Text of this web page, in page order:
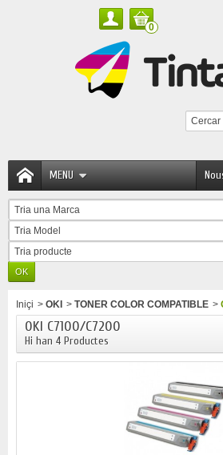
0
MENU
Tria una Marca
Tria Model
Tria producte
Iniçi > OKI > TONER COLOR COMPATIBLE >
OKI C7100/C7200
Hi han 4 Productes